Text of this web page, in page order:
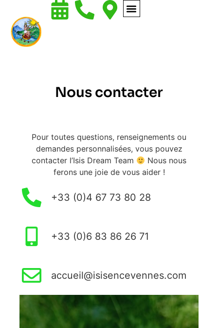
Nous contacter
Pour toutes questions, renseignements ou
demandes personnalisées, vous pouvez
contacter l’Isis Dream Team
Nous nous
ferons une joie de vous aider !
+33 (0)4 67 73 80 28
+33 (0)6 83 86 26 71
accueil@isisencevennes.com